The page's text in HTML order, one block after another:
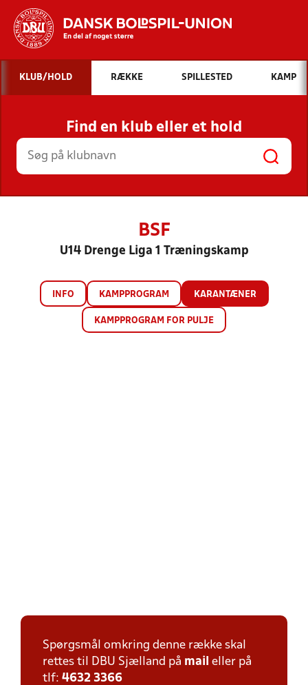
Hvad vil du søge efter?
INDHOLD OG NYHEDER
STILLINGER, RESULTATER, KLUBBER OG
HOLD
KLUB/HOLD RÆKKE SPILLESTED KAMP
Find en klub eller et hold
BSF
U14 Drenge Liga 1 Træningskamp
INFO KAMPPROGRAM KARANTÆNER
KAMPPROGRAM FOR PULJE
Spørgsmål omkring denne række skal
rettes til DBU Sjælland på mail eller på
tlf: 4632 3366